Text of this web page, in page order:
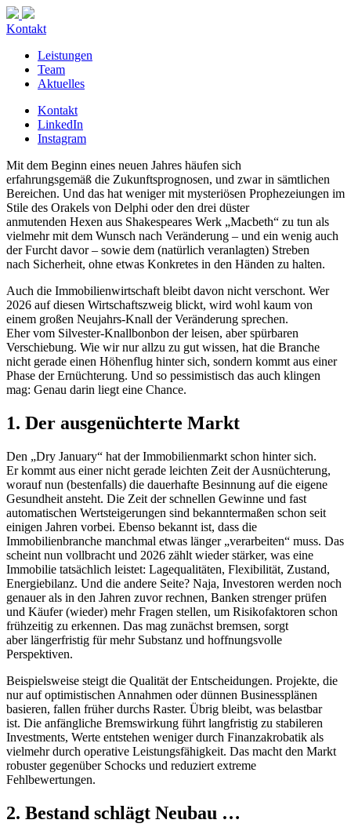
Kontakt
Leistungen
Team
Aktuelles
Kontakt
LinkedIn
Instagram
Mit dem Beginn eines neuen Jahres häufen sich
erfahrungsgemäß die Zukunftsprognosen, und zwar in sämtlichen
Bereichen. Und das hat weniger mit mysteriösen Prophezeiungen im
Stile des Orakels von Delphi oder den drei düster
anmutenden Hexen aus Shakespeares Werk „Macbeth“ zu tun als
vielmehr mit dem Wunsch nach Veränderung – und ein wenig auch
der Furcht davor – sowie dem (natürlich veranlagten) Streben
nach Sicherheit, ohne etwas Konkretes in den Händen zu halten.
Auch die Immobilienwirtschaft bleibt davon nicht verschont. Wer
2026 auf diesen Wirtschaftszweig blickt, wird wohl kaum von
einem großen Neujahrs-Knall der Veränderung sprechen.
Eher vom Silvester-Knallbonbon der leisen, aber spürbaren
Verschiebung. Wie wir nur allzu zu gut wissen, hat die Branche
nicht gerade einen Höhenflug hinter sich, sondern kommt aus einer
Phase der Ernüchterung. Und so pessimistisch das auch klingen
mag: Genau darin liegt eine Chance.
1. Der ausgenüchterte Markt
Den „Dry January“ hat der Immobilienmarkt schon hinter sich.
Er kommt aus einer nicht gerade leichten Zeit der Ausnüchterung,
worauf nun (bestenfalls) die dauerhafte Besinnung auf die eigene
Gesundheit ansteht. Die Zeit der schnellen Gewinne und fast
automatischen Wertsteigerungen sind bekanntermaßen schon seit
einigen Jahren vorbei. Ebenso bekannt ist, dass die
Immobilienbranche manchmal etwas länger „verarbeiten“ muss. Das
scheint nun vollbracht und 2026 zählt wieder stärker, was eine
Immobilie tatsächlich leistet: Lagequalitäten, Flexibilität, Zustand,
Energiebilanz. Und die andere Seite? Naja, Investoren werden noch
genauer als in den Jahren zuvor rechnen, Banken strenger prüfen
und Käufer (wieder) mehr Fragen stellen, um Risikofaktoren schon
frühzeitig zu erkennen. Das mag zunächst bremsen, sorgt
aber längerfristig für mehr Substanz und hoffnungsvolle
Perspektiven.
Beispielsweise steigt die Qualität der Entscheidungen. Projekte, die
nur auf optimistischen Annahmen oder dünnen Businessplänen
basieren, fallen früher durchs Raster. Übrig bleibt, was belastbar
ist. Die anfängliche Bremswirkung führt langfristig zu stabileren
Investments, Werte entstehen weniger durch Finanzakrobatik als
vielmehr durch operative Leistungsfähigkeit. Das macht den Markt
robuster gegenüber Schocks und reduziert extreme
Fehlbewertungen.
2. Bestand schlägt Neubau …